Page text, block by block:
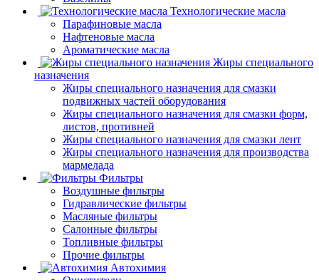
Технологические масла
Парафиновые масла
Нафтеновые масла
Ароматические масла
Жиры специального
назначения
Жиры специального назначения для смазки
подвижных частей оборудования
Жиры специального назначения для смазки форм,
листов, противней
Жиры специального назначения для смазки лент
Жиры специального назначения для производства
мармелада
Фильтры
Воздушные фильтры
Гидравлические фильтры
Масляные фильтры
Салонные фильтры
Топливные фильтры
Прочие фильтры
Автохимия